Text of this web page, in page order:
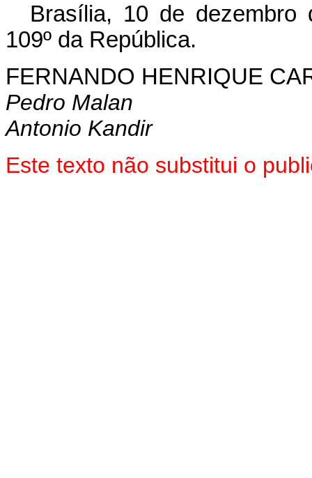
Brasília, 10 de dezembro
109º da República.
FERNANDO HENRIQUE
Pedro Malan
Antonio Kandir
Este texto não substitui o